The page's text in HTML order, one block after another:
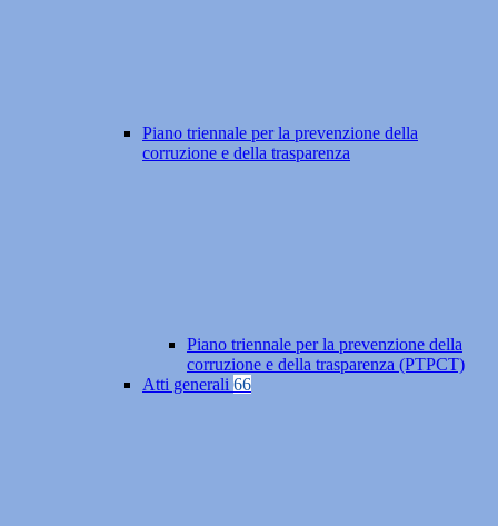
Piano triennale per la prevenzione della
corruzione e della trasparenza
Piano triennale per la prevenzione della
corruzione e della trasparenza (PTPCT)
Atti generali 66